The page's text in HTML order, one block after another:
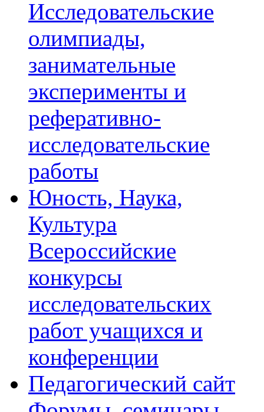
Исследовательские
олимпиады,
занимательные
эксперименты и
реферативно-
исследовательские
работы
Юность, Наука,
Культура
Всероссийские
конкурсы
исследовательских
работ учащихся и
конференции
Педагогический сайт